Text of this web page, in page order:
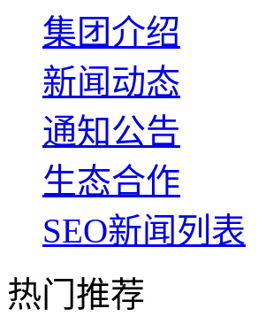
集团介绍
新闻动态
通知公告
生态合作
SEO新闻列表
热门推荐